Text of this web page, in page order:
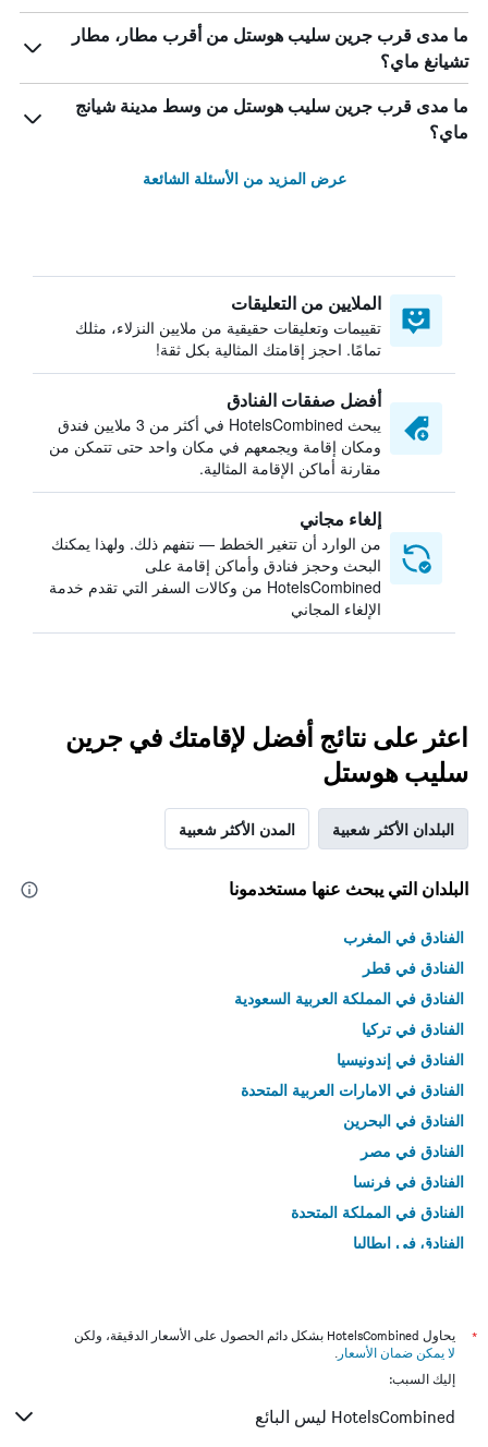
ما مدى قرب جرين سليب هوستل من أقرب مطار، مطار
تشيانغ ماي؟
ما مدى قرب جرين سليب هوستل من وسط مدينة شيانج
ماي؟
عرض المزيد من الأسئلة الشائعة
الملايين من التعليقات
تقييمات وتعليقات حقيقية من ملايين النزلاء، مثلك
تمامًا. احجز إقامتك المثالية بكل ثقة!
أفضل صفقات الفنادق
يبحث HotelsCombined في أكثر من 3 ملايين فندق
ومكان إقامة ويجمعهم في مكان واحد حتى تتمكن من
مقارنة أماكن الإقامة المثالية.
إلغاء مجاني
من الوارد أن تتغير الخطط — نتفهم ذلك. ولهذا يمكنك
البحث وحجز فنادق وأماكن إقامة على
HotelsCombined من وكالات السفر التي تقدم خدمة
الإلغاء المجاني
اعثر على نتائج أفضل لإقامتك في جرين
سليب هوستل
البلدان الأكثر شعبية المدن الأكثر شعبية
البلدان التي يبحث عنها مستخدمونا
الفنادق في المغرب
الفنادق في قطر
الفنادق في المملكة العربية السعودية
الفنادق في تركيا
الفنادق في إندونيسيا
الفنادق في الامارات العربية المتحدة
الفنادق في البحرين
الفنادق في مصر
الفنادق في فرنسا
الفنادق في المملكة المتحدة
الفنادق في إيطاليا
*
يحاول HotelsCombined بشكل دائم الحصول على الأسعار الدقيقة، ولكن
لا يمكن ضمان الأسعار .
إليك السبب:
HotelsCombined ليس البائع